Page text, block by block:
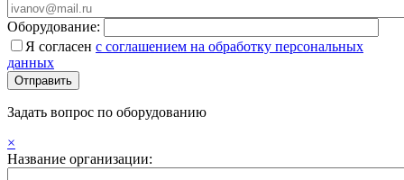
Оборудование:
Я согласен с соглашением на обработку персональных
данных
Задать вопрос по оборудованию
×
Название организации: